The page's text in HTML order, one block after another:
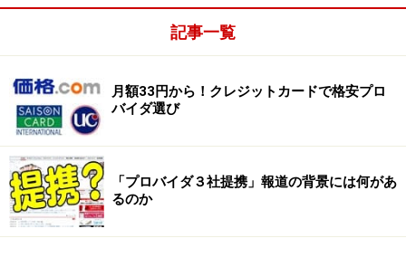
記事一覧
月額33円から！クレジットカードで格安プロ
バイダ選び
「プロバイダ３社提携」報道の背景には何があ
るのか